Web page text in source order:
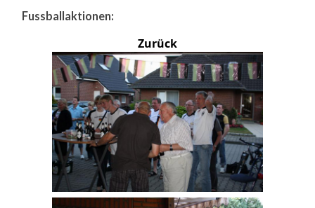
Fussballaktionen:
Zurück